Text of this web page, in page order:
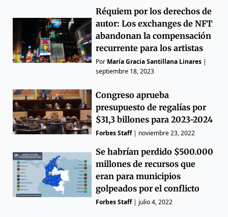
Réquiem por los derechos de
autor: Los exchanges de NFT
abandonan la compensación
recurrente para los artistas
Por María Gracia Santillana Linares |
septiembre 18, 2023
Congreso aprueba
presupuesto de regalías por
$31,3 billones para 2023-2024
Forbes Staff| noviembre 23, 2022
Se habrían perdido $500.000
millones de recursos que
eran para municipios
golpeados por el conflicto
Forbes Staff| julio 4, 2022